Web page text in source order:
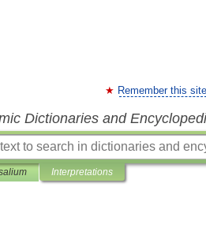
Remember this site
Dictionaries and
Interpretations